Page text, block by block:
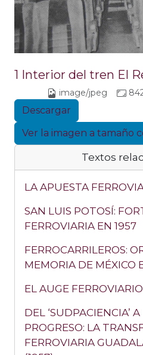
1 Interior del tren El
image/jpeg
Descargar
Ver la imagen a tamaño
Textos
LA APUESTA
SAN LUIS POTOSÍ:
FERROVIARIA EN 1957
FERROCARRILEROS:
MEMORIA DE MÉXICO
EL AUGE
DEL ‘SUDPACIENCIA’
PROGRESO: LA
FERROVIARIA